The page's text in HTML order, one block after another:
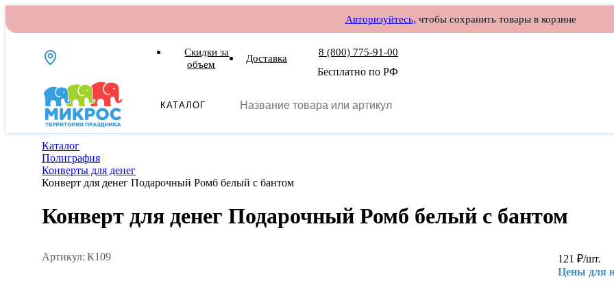
Авторизуйтесь, чтобы сохранить товары в корзине
Скидки за
объем
Доставка
8 (800) 775-91-00
Бесплатно по РФ
КАТАЛОГ
Каталог
Полиграфия
Конверты для денег
Конверт для денег Подарочный Ромб белый с бантом
Конверт для денег Подарочный Ромб белый с бантом
Артикул: К109 121₽/шт.
Цены для